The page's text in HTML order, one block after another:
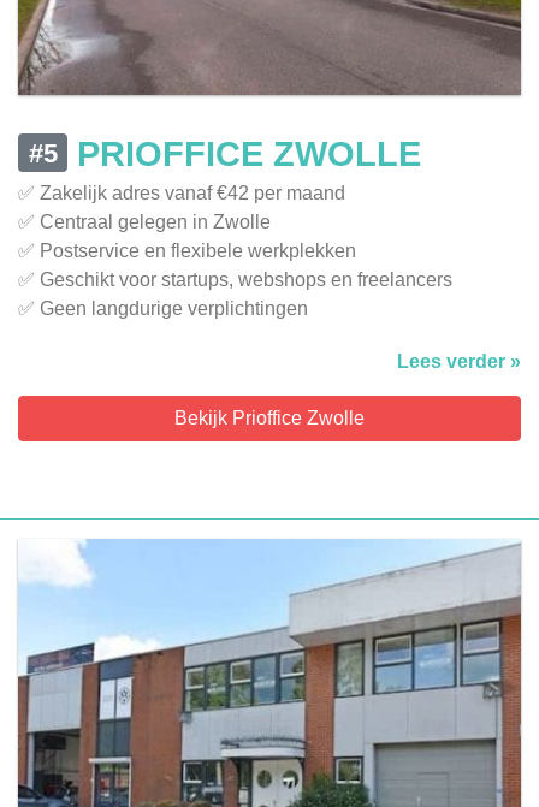
#5 PRIOFFICE ZWOLLE
✅ Zakelijk adres vanaf €42 per maand
✅ Centraal gelegen in Zwolle
✅ Postservice en flexibele werkplekken
✅ Geschikt voor startups, webshops en freelancers
✅ Geen langdurige verplichtingen
Lees verder »
Bekijk Prioffice Zwolle